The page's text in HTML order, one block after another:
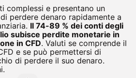
complessi e presentano un
perdere denaro rapidamente a
Il 74-89 % dei conti degli
subisce perdite monetarie in
in CFD. Valuti se comprende il
e se può permettersi di
di perdere il suo denaro.